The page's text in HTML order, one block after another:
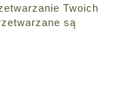
Twoich
są